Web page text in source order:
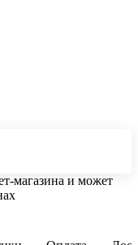
магазина и может